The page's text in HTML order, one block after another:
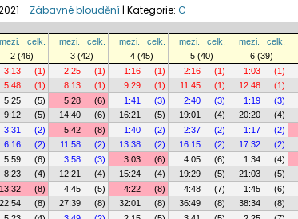
- Zábavné bloudění | Kategorie: C
mezi. celk. mezi. celk. mezi. celk. mezi. celk. mezi. celk.
2 (46) 3 (42) 4 (45) 5 (40) 6 (39)
3:13 (1) 2:25 (1) 1:16 (1) 2:16 (1) 1:03 (1)
5:48 (1) 8:13 (1) 9:29 (1) 11:45 (1) 12:48 (1)
5:25 (5) 5:28 (6) 1:41 (3) 2:40 (3) 1:19 (3)
9:12 (5) 14:40 (6) 16:21 (5) 19:01 (4) 20:20 (4)
3:31 (2) 5:42 (8) 1:40 (2) 2:37 (2) 1:17 (2)
6:16 (2) 11:58 (2) 13:38 (2) 16:15 (2) 17:32 (2)
5:59 (6) 3:58 (3) 3:03 (6) 4:05 (6) 1:34 (4)
8:23 (4) 12:21 (4) 15:24 (4) 19:29 (5) 21:03 (5)
13:32 (8) 4:45 (5) 4:22 (8) 4:48 (7) 1:45 (6)
22:54 (8) 27:39 (8) 32:01 (8) 36:49 (8) 38:34 (8)